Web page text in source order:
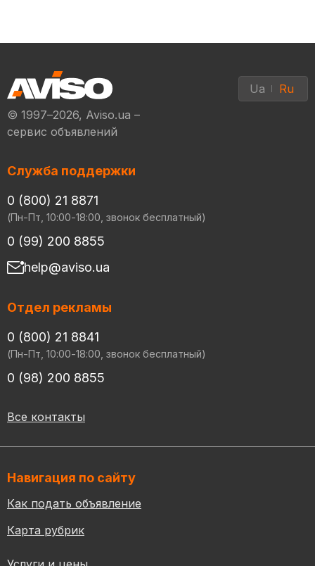
© 1997–2026, Aviso.ua –
сервис объявлений
Ua Ru
Служба поддержки
0 (800) 21 8871
(Пн-Пт, 10:00-18:00, звонок бесплатный)
0 (99) 200 8855
help@aviso.ua
Отдел рекламы
0 (800) 21 8841
(Пн-Пт, 10:00-18:00, звонок бесплатный)
0 (98) 200 8855
Все контакты
Навигация по сайту
Как подать объявление
Карта рубрик